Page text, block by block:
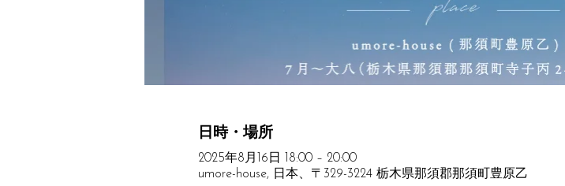
日時・場所
2025年8月16日 18:00 – 20:00
umore-house, 日本、〒329-3224 栃木県那須郡那須町豊原乙